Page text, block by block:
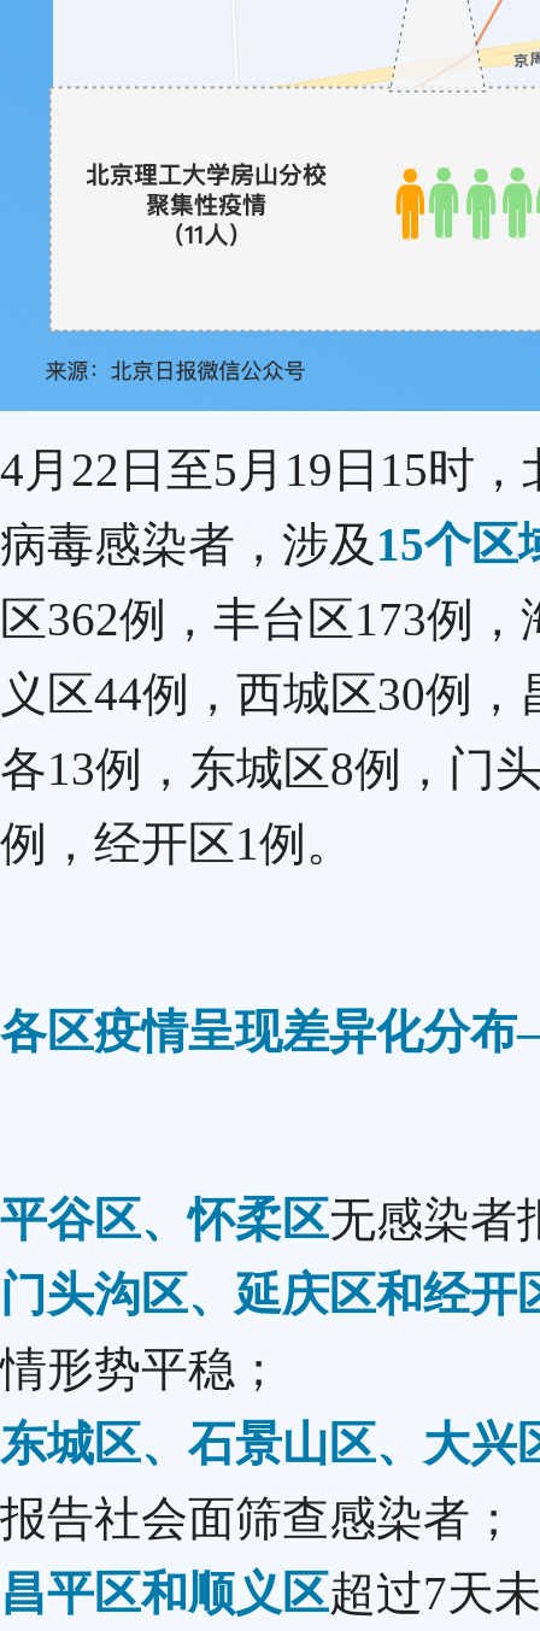
4月22日至5月19日15时
病毒感染者，涉及 15个区
区362例，丰台区173例
义区44例，西城区30例
各13例，东城区8例，门
例，经开区1例。
各区疫情呈现差异化分
平谷区、怀柔区无感染者
门头沟区、延庆区和经开
情形势平稳；
东城区、石景山区、大兴
报告社会面筛查感染者；
昌平区和顺义区超过7天